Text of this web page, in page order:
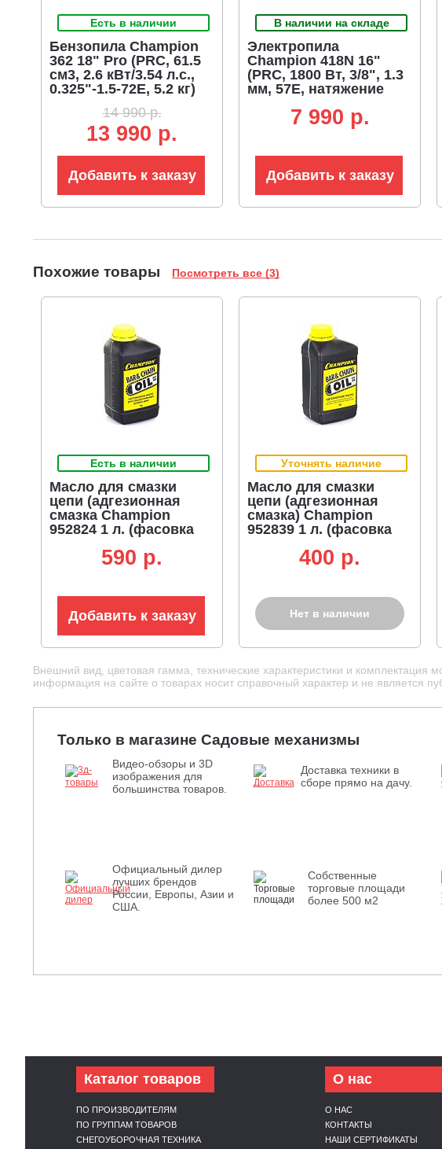
Есть в наличии
Бензопила Champion
362 18" Pro (PRC, 61.5
см3, 2.6 кВт/3.54 л.с.,
0.325"-1.5-72E, 5.2 кг)
14 990 р.
13 990 р.
Добавить к заказу
В наличии на складе
Электропила
Champion 418N 16"
(PRC, 1800 Вт, 3/8", 1.3
мм, 57E, натяжение
7 990 p.
Добавить к заказу
Похожие товары Посмотреть все (3)
Есть в наличии
Масло для смазки
цепи (адгезионная
смазка Champion
952824 1 л. (фасовка
590 p.
Добавить к заказу
Уточнять наличие
Масло для смазки
цепи (адгезионная
смазка) Champion
952839 1 л. (фасовка
400 p.
Нет в наличии
Внешний вид, цветовая гамма, технические характеристики и
информация на сайте о товарах носит справочный характер и не является
Только в магазине Садовые механизмы
Видео-обзоры и 3D
изображения для
большинства товаров.
Доставка техники в
сборе прямо на дачу.
Официальный дилер
лучших брендов
России, Европы, Азии и
США.
Собственные
торговые площади
более 500 м2
Каталог товаров
ПО ПРОИЗВОДИТЕЛЯМ
ПО ГРУППАМ ТОВАРОВ
СНЕГОУБОРОЧНАЯ ТЕХНИКА
О нас
О НАС
КОНТАКТЫ
НАШИ СЕРТИФИКАТЫ